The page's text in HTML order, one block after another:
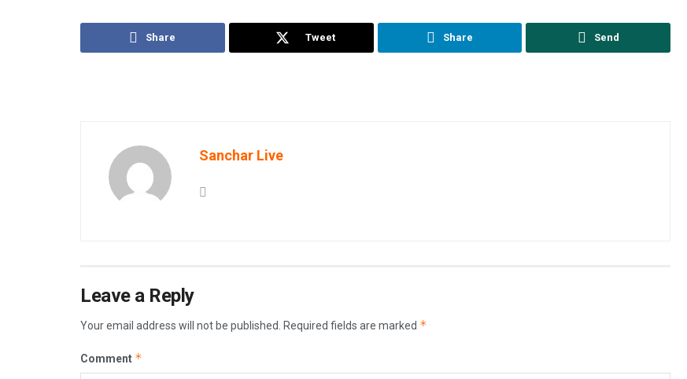
Share Tweet Share Send
Sanchar Live
Leave a Reply
Your email address will not be published. Required fields are marked *
Comment *